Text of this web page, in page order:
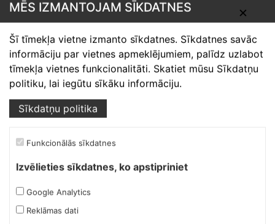
L-2000
Skārdnieks M
Ofiss, ražošana, noliktava.
Izmēģinātāju iela 1a,
Priekuļi, Cēsu novads.
Mob.:
E-pasts:skardnieksm@skardnieciba.lv
✕
MĒS IZMANTOJAM SĪKDATNES
Šī tīmekļa vietne izmanto sīkdatnes. Sīkdatnes savāc
informāciju par vietnes apmeklējumiem, palīdz uzlabot
tīmekļa vietnes funkcionalitāti. Skatiet mūsu Sīkdatņu
politiku, lai iegūtu sīkāku informāciju.
Sīkdatņu politika
Funkcionālās sīkdatnes
Izvēlieties sīkdatnes, ko apstipriniet
Google Analytics
Reklāmas dati